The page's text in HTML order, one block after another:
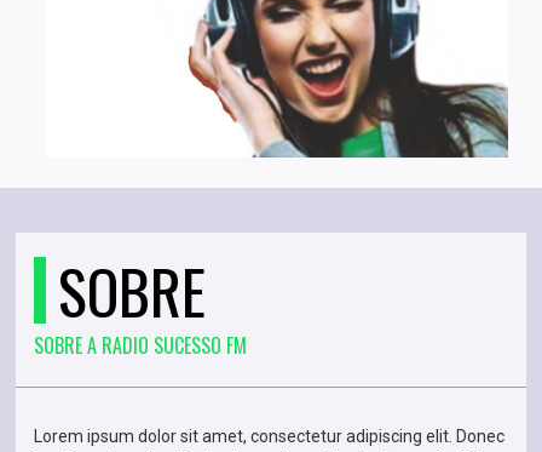
SOBRE
SOBRE A RADIO SUCESSO FM
Lorem ipsum dolor sit amet, consectetur adipiscing elit. Donec